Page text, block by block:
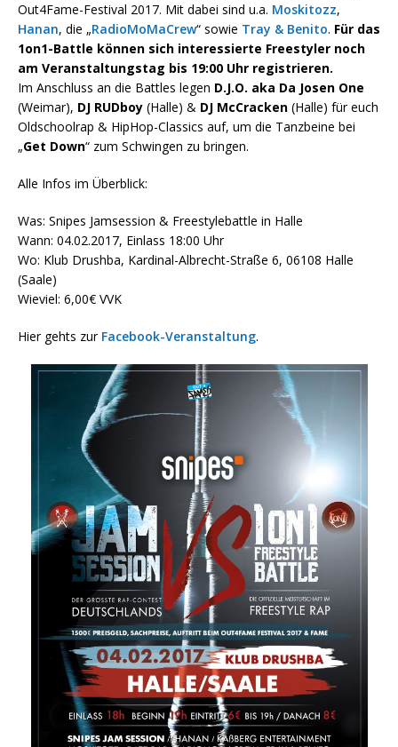
Out4Fame-Festival 2017. Mit dabei sind u.a. Moskitozz,
Hanan, die „RadioMoMaCrew“ sowie Tray & Benito. Für das
1on1-Battle können sich interessierte Freestyler noch
am Veranstaltungstag bis 19:00 Uhr registrieren.
Im Anschluss an die Battles legen D.J.O. aka Da Josen One
(Weimar), DJ RUDboy (Halle) & DJ McCracken (Halle) für euch
Oldschoolrap & HipHop-Classics auf, um die Tanzbeine bei
„Get Down“ zum Schwingen zu bringen.
Alle Infos im Überblick:
Was: Snipes Jamsession & Freestylebattle in Halle
Wann: 04.02.2017, Einlass 18:00 Uhr
Wo: Klub Drushba, Kardinal-Albrecht-Straße 6, 06108 Halle
(Saale)
Wieviel: 6,00€ VVK
Hier gehts zur Facebook-Veranstaltung.